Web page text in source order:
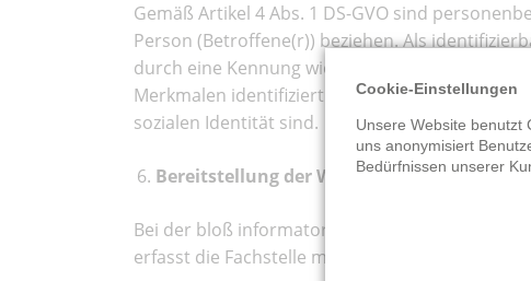
Gemäß Artikel 4 Abs. 1 DS-GVO sind
Person (Betroffene(r)) beziehen. Als
durch eine Kennung wie ihrem Namen, einer
Merkmalen identifiziert werden kann, die
sozialen Identität sind.
Bereitstellung der Webseite und
Bei der bloß informatorischen Nutzung der
erfasst die Fachstelle mit jedem Aufruf der
Cookie-Einstellungen
Unsere Website benutzt
uns anonymisiert
Bedürfnissen unserer